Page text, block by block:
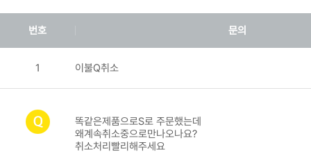
번호 문의
1 이불Q취소
똑같은제품으로S로 주문했는데
왜계속취소중으로만나오나요?
취소처리빨리해주세요